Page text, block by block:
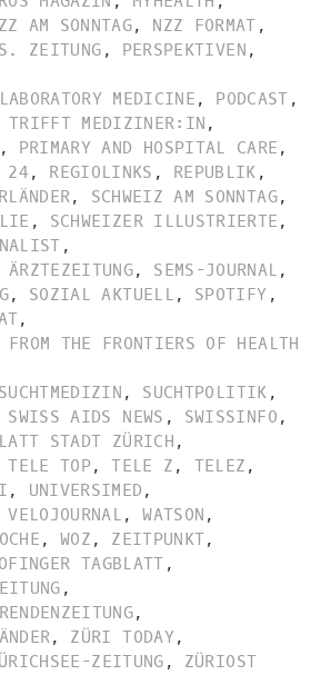
AM SONNTAG, NZZ FORMAT ,
ZEITUNG , PERSPEKTIVEN ,
MEDICINE , PODCAST ,
TRIFFT MEDIZINER:IN ,
, PRIMARY AND HOSPITAL CARE ,
24, REGIOLINKS , REPUBLIK ,
, SCHWEIZ AM SONNTAG,
, SCHWEIZER ILLUSTRIERTE ,
,
ÄRZTEZEITUNG, SEMS-JOURNAL ,
, SOZIAL AKTUELL , SPOTIFY ,
,
FROM THE FRONTIERS OF HEALTH
SUCHTMEDIZIN , SUCHTPOLITIK ,
SWISS AIDS NEWS , SWISSINFO ,
STADT ZÜRICH,
TELE TOP, TELE Z , TELEZ ,
, UNIVERSIMED ,
VELOJOURNAL , WATSON ,
, WOZ , ZEITPUNKT,
TAGBLATT,
,
,
, ZÜRI TODAY,
ZEITUNG, ZÜRIOST